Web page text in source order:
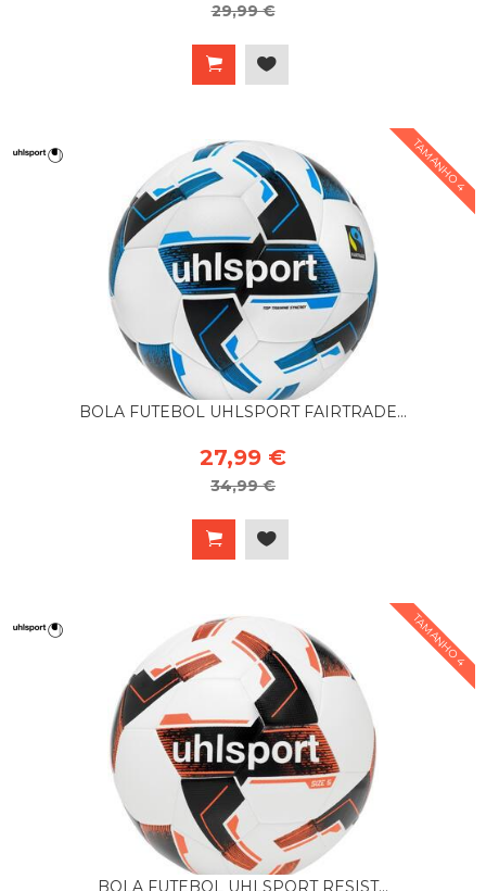
29,99 €
TAMANHO 4
BOLA FUTEBOL UHLSPORT FAIRTRADE...
27,99 €
34,99 €
TAMANHO 4
BOLA FUTEBOL UHLSPORT RESIST...